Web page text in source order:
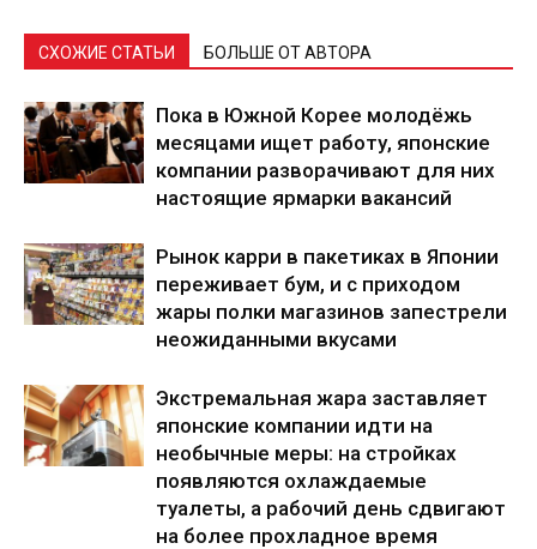
СХОЖИЕ СТАТЬИ БОЛЬШЕ ОТ АВТОРА
Пока в Южной Корее молодёжь
месяцами ищет работу, японские
компании разворачивают для них
настоящие ярмарки вакансий
Рынок карри в пакетиках в Японии
переживает бум, и с приходом
жары полки магазинов запестрели
неожиданными вкусами
Экстремальная жара заставляет
японские компании идти на
необычные меры: на стройках
появляются охлаждаемые
туалеты, а рабочий день сдвигают
на более прохладное время